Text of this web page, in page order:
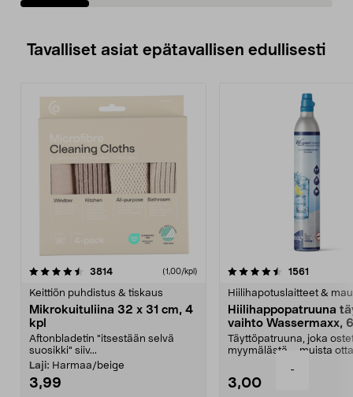
-
Tavalliset asiat epätavallisen edullisesti
3814arvostelut (1,00/kpl)
Keittiön puhdistus & tiskaus
Mikrokuituliina 32 x 31 cm, 4
kpl
Aftonbladetin "itsestään selvä
suosikki" siiv...
Laji: Harmaa/beige
3,99
4.5viidestä
1561
Hiilihapotuslaitteet &
Hiilihappopatruuna
vaihto Wassermaxx,
Täyttöpatruuna, joka
myymälästä – muista
3,00
4.5viidestä